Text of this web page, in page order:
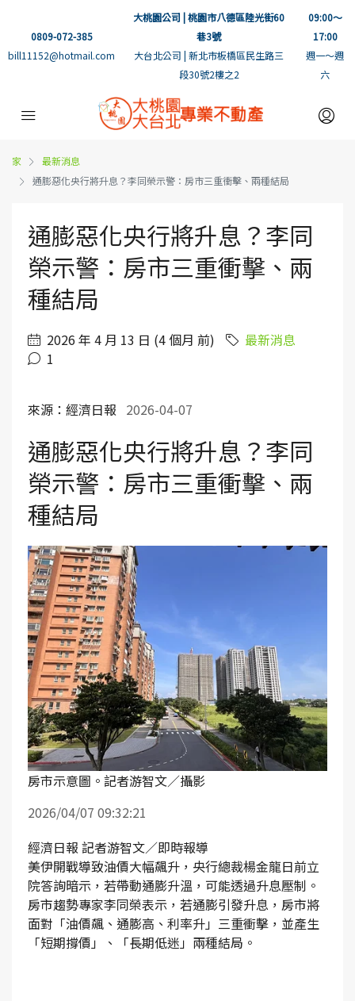
0809-072-385
bill11152@hotmail.com
大桃園公司 | 桃園市八德區陸光街60
巷3號
大台北公司 | 新北市板橋區民生路三
段30號2樓之2
09:00～
17:00
週一～週
六
家
最新消息
通膨惡化央行將升息？李同榮示警：房市三重衝擊、兩種結局
通膨惡化央行將升息？李同
榮示警：房市三重衝擊、兩
種結局
2026 年 4 月 13 日 (4 個月 前)
最新消息
1
來源：經濟日報 2026-04-07
通膨惡化央行將升息？李同
榮示警：房市三重衝擊、兩
種結局
房市示意圖。記者游智文／攝影
2026/04/07 09:32:21
經濟日報 記者游智文／即時報導
美伊開戰導致油價大幅飆升，央行總裁楊金龍日前立
院答詢暗示，若帶動通膨升溫，可能透過升息壓制。
房市趨勢專家李同榮表示，若通膨引發升息，房市將
面對「油價飆、通膨高、利率升」三重衝擊，並產生
「短期撐價」、「長期低迷」兩種結局。